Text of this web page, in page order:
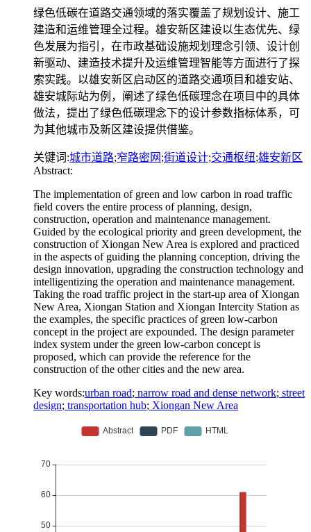
绿色低碳在道路交通领域的落实覆盖了规划设计、施工
建造和运维管理全过程。雄安新区建设以生态优先、绿
色发展为指引，在市政基础设施规划理念引领、设计创
新驱动、建造技术提升及运维管理智能等方面进行了探
索实践。以雄安新区启动区的道路交通项目和雄安站、
雄安城际站为例，阐述了绿色低碳理念在项目中的具体
做法，提出了绿色低碳理念下的设计参数指标体系，可
为其他城市及新区建设提供借鉴。
关键词:城市道路;窄路密网 ;街道设计;交通枢纽;雄安新区
Abstract:
The implementation of green and low carbon in road traffic
field covers the entire process of planning, design,
construction, operation and maintenance management.
Guided by the ecological priority and green development, the
construction of Xiongan New Area is explored and practiced
in the aspects of guiding the planning conception, driving the
design innovation, upgrading the construction technology and
intelligentizing the operation and maintenance management.
Taking the road traffic project in the start-up area of Xiongan
New Area, Xiongan Station and Xiongan Intercity Station as
the examples, the specific practices of green low-carbon
concept in the project are expounded. The design parameter
index system under the green low-carbon concept is
proposed, which can provide the reference for the
construction of the other cities and the new area.
Key words:urban road; narrow road and dense network; street
design; transportation hub; Xiongan New Area